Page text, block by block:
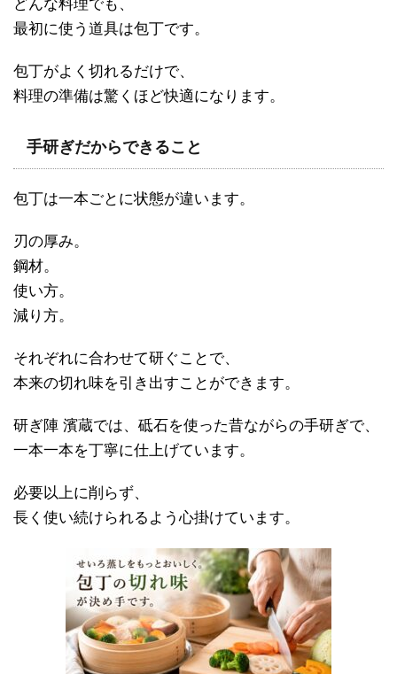
どんな料理でも、
最初に使う道具は包丁です。
包丁がよく切れるだけで、
料理の準備は驚くほど快適になります。
手研ぎだからできること
包丁は一本ごとに状態が違います。
刃の厚み。
鋼材。
使い方。
減り方。
それぞれに合わせて研ぐことで、
本来の切れ味を引き出すことができます。
研ぎ陣 濱蔵では、砥石を使った昔ながらの手研ぎで、
一本一本を丁寧に仕上げています。
必要以上に削らず、
長く使い続けられるよう心掛けています。